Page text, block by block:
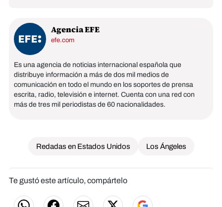
Agencia EFE
efe.com
Es una agencia de noticias internacional española que
distribuye información a más de dos mil medios de
comunicación en todo el mundo en los soportes de prensa
escrita, radio, televisión e internet. Cuenta con una red con
más de tres mil periodistas de 60 nacionalidades.
Redadas en Estados Unidos Los Ángeles
Te gustó este artículo, compártelo